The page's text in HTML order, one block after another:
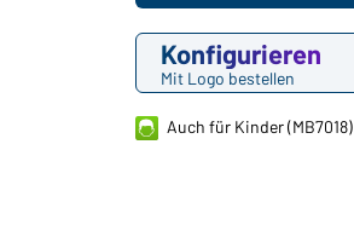
Konfigurieren
Mit Logo bestellen
Auch für Kinder (MB7018)